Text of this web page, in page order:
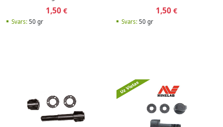
1,50€
Svars:50 gr
1,50 €
Svars: 50 gr